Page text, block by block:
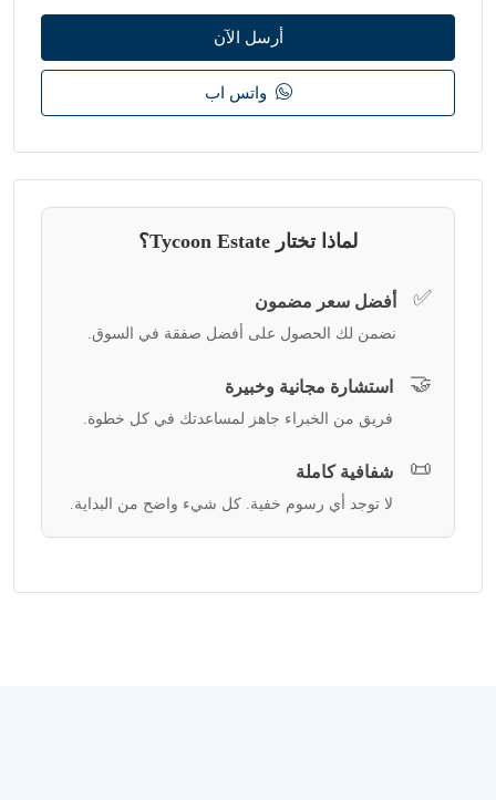
أرسل الآن
واتس اب
لماذا تختار Tycoon Estate؟
✅ أفضل سعر مضمون
نضمن لك الحصول على أفضل صفقة في السوق.
🤝 استشارة مجانية وخبيرة
فريق من الخبراء جاهز لمساعدتك في كل خطوة.
📜 شفافية كاملة
لا توجد أي رسوم خفية. كل شيء واضح من البداية.